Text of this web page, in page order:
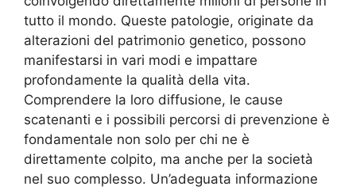
tutto il mondo. Queste patologie, originate da
alterazioni del patrimonio genetico, possono
manifestarsi in vari modi e impattare
profondamente la qualità della vita.
Comprendere la loro diffusione, le cause
scatenanti e i possibili percorsi di prevenzione è
fondamentale non solo per chi ne è
direttamente colpito, ma anche per la società
nel suo complesso. Un’adeguata informazione